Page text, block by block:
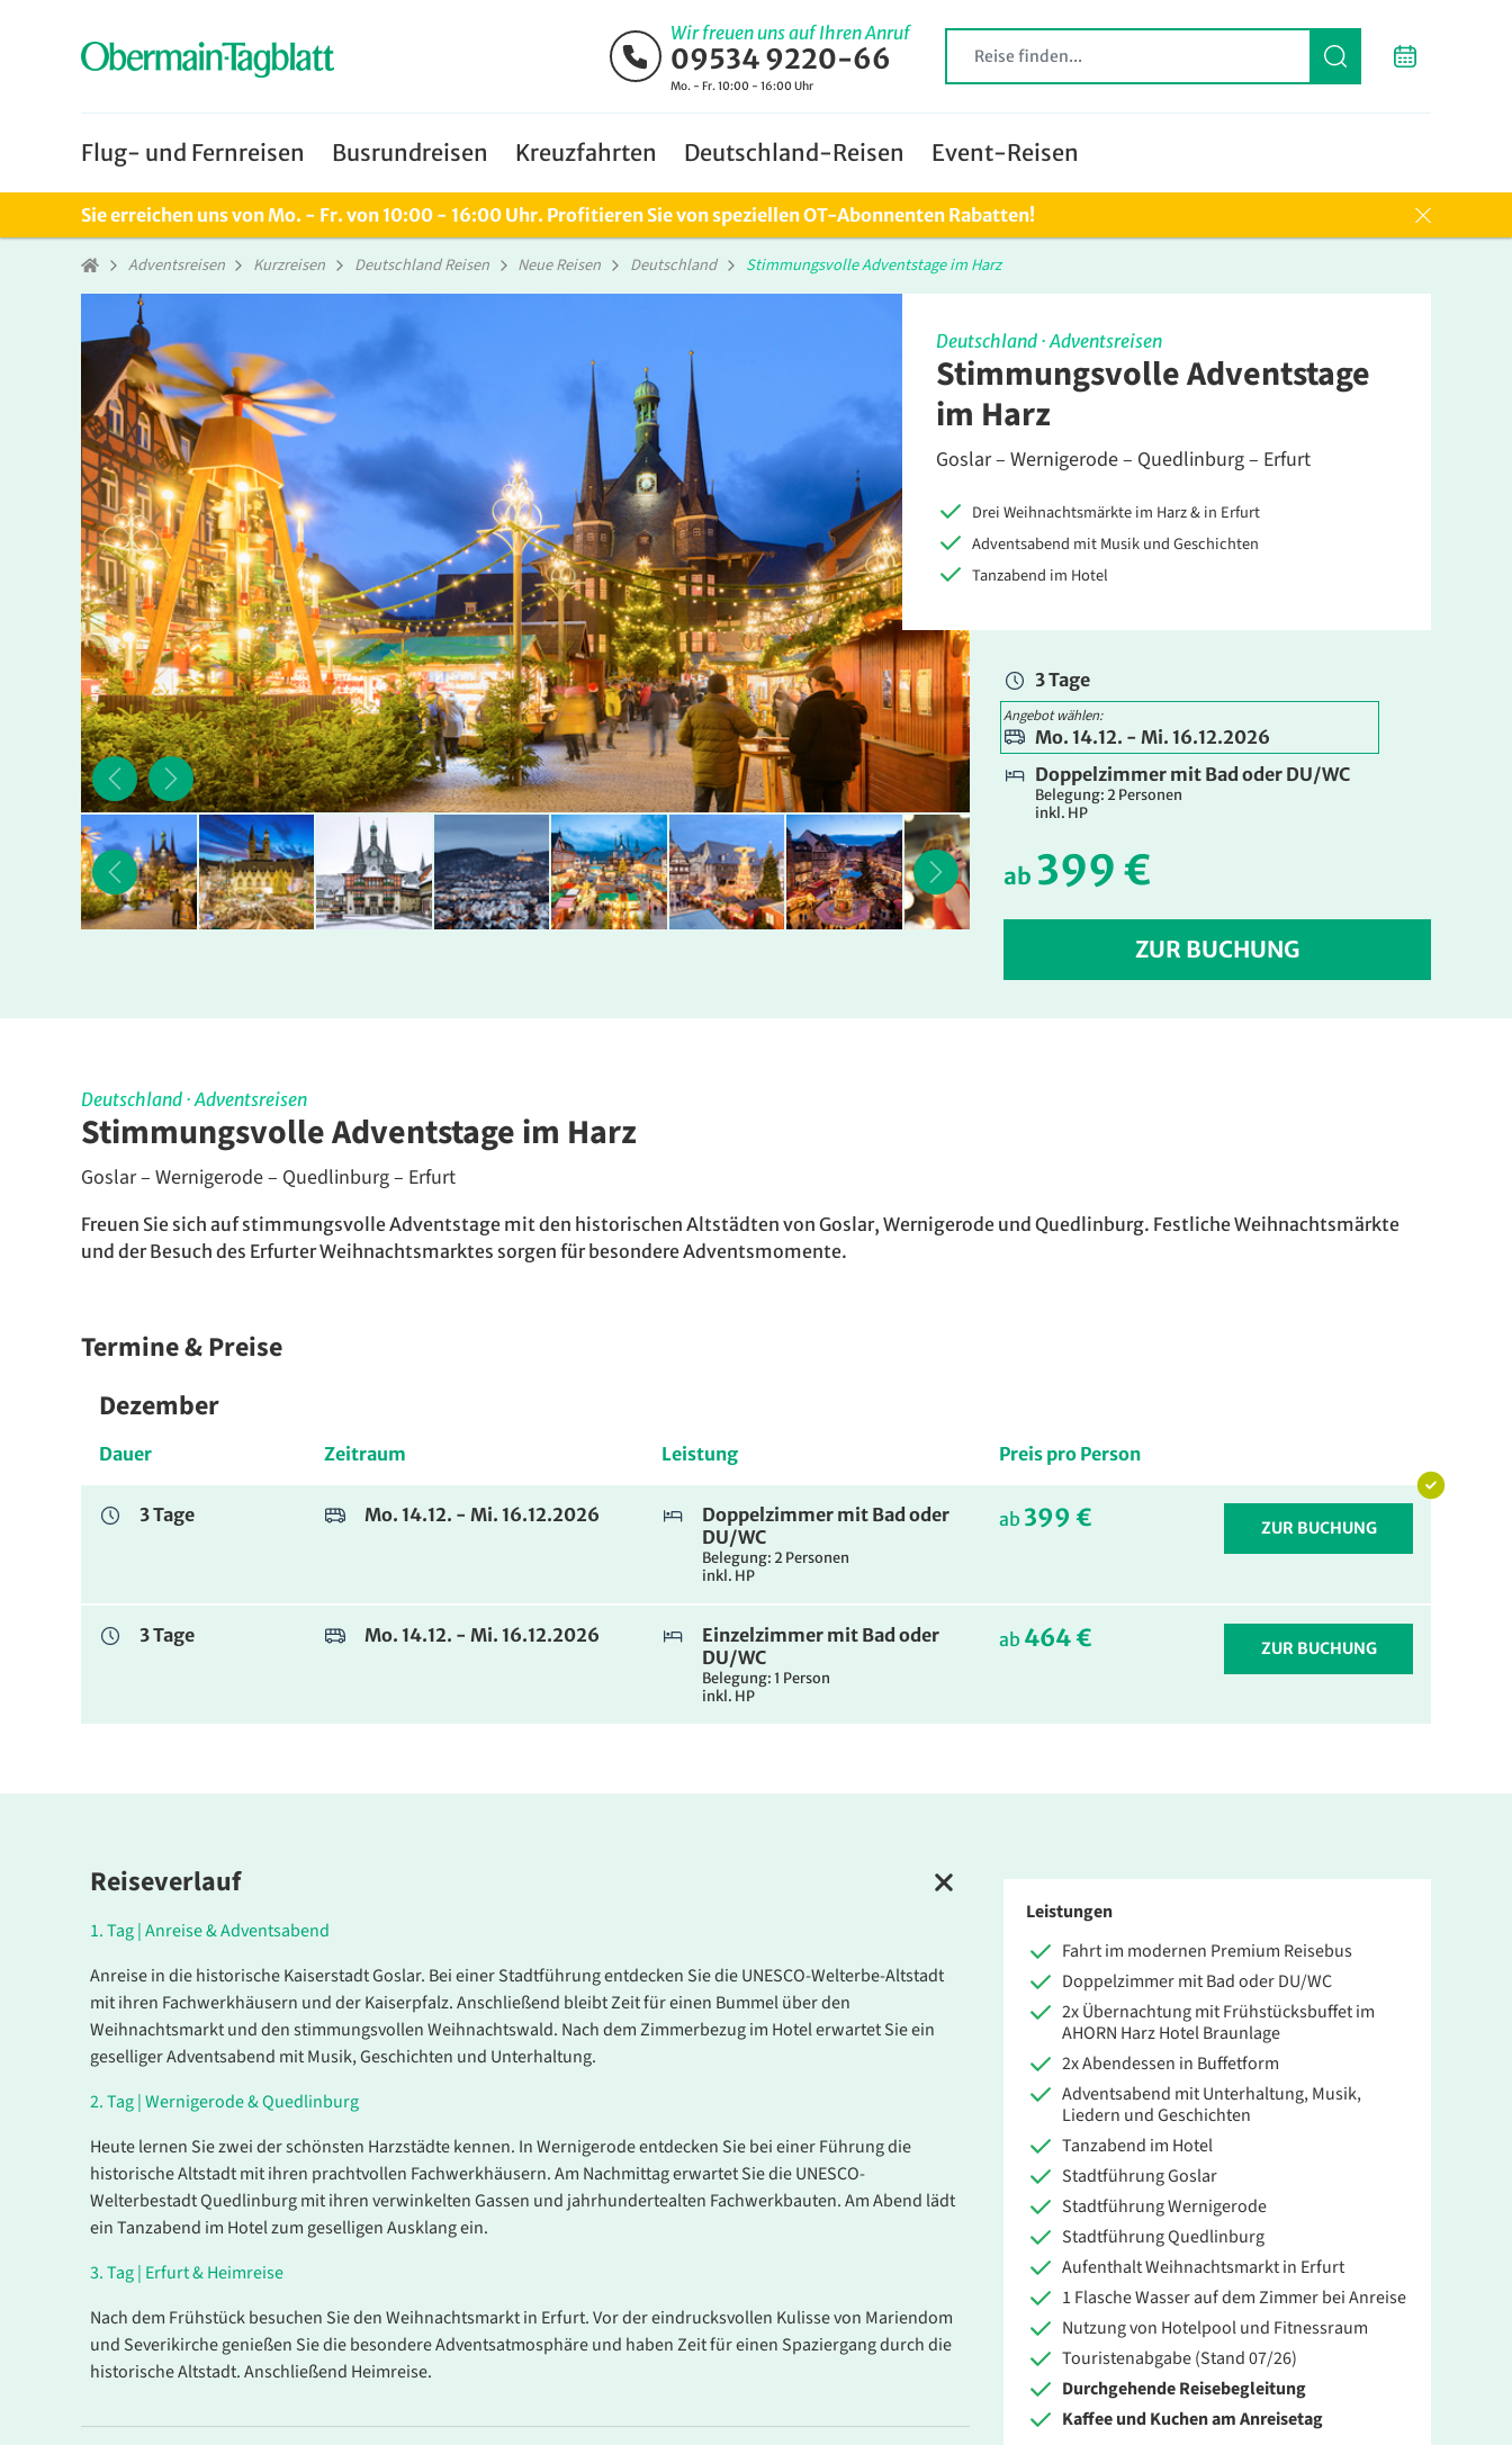
Wir freuen uns auf Ihren Anruf
09534 9220-66
Mo. - Fr. 10:00 - 16:00 Uhr
Flug- und Fernreisen Busrundreisen Kreuzfahrten Deutschland-Reisen Event-Reisen
Sie erreichen uns von Mo. - Fr. von 10:00 - 16:00 Uhr. Profitieren Sie von speziellen OT-Abonnenten Rabatten!
Adventsreisen Kurzreisen Deutschland Reisen Neue Reisen Deutschland Stimmungsvolle Adventstage im Harz
Deutschland · Adventsreisen
Stimmungsvolle Adventstage
im Harz
Goslar – Wernigerode – Quedlinburg – Erfurt
Drei Weihnachtsmärkte im Harz & in Erfurt
Adventsabend mit Musik und Geschichten
Tanzabend im Hotel
3 Tage
Angebot wählen:
Mo. 14.12. - Mi. 16.12.2026
Doppelzimmer mit Bad oder DU/WC
Belegung: 2 Personen
inkl. HP
ab 399 €
ZUR BUCHUNG
Dezember
Dauer Zeitraum Leistung Preis pro Person
inkl. HP
399 € ZUR BUCHUNG
3 Tage
Mo. 14.12. - Mi.
16.12.2026
Einzelzimmer mit Bad
464 € ZUR BUCHUNG
Deutschland ·Adventsreisen
Stimmungsvolle Adventstage im Harz
Goslar – Wernigerode – Quedlinburg – Erfurt
Freuen Sie sich auf stimmungsvolle Adventstage mit den historischen Altstädten von Goslar, Wernigerode und Quedlinburg. Festliche Weihnachtsmärkte
und der Besuch des Erfurter Weihnachtsmarktes sorgen für besondere Adventsmomente.
Termine & Preise
Dezember
Dauer Zeitraum Leistung Preis pro Person
3 Tage Mo. 14.12. - Mi. 16.12.2026
Doppelzimmer mit Bad oder
DU/WC
Belegung: 2 Personen
inkl. HP
ab 399 € ZUR BUCHUNG
3 Tage Mo. 14.12. - Mi. 16.12.2026
Einzelzimmer mit Bad oder
DU/WC
Belegung: 1 Person
inkl. HP
ab 464 € ZUR BUCHUNG
Reiseverlauf
1.Tag |Anreise & Adventsabend
Anreise in die historische Kaiserstadt Goslar. Bei einer Stadtführung entdecken Sie die UNESCO-Welterbe-Altstadt
mit ihren Fachwerkhäusern und der Kaiserpfalz. Anschließend bleibt Zeit für einen Bummel über den
Weihnachtsmarkt und den stimmungsvollen Weihnachtswald. Nach dem Zimmerbezug im Hotel erwartet Sie ein
geselliger Adventsabend mit Musik, Geschichten und Unterhaltung.
2.Tag |Wernigerode & Quedlinburg
Heute lernen Sie zwei der schönsten Harzstädte kennen. In Wernigerode entdecken Sie bei einer Führung die
historische Altstadt mit ihren prachtvollen Fachwerkhäusern. Am Nachmittag erwartet Sie die UNESCO-
Welterbestadt Quedlinburg mit ihren verwinkelten Gassen und jahrhundertealten Fachwerkbauten. Am Abend lädt
ein Tanzabend im Hotel zum geselligen Ausklang ein.
3.Tag | Erfurt & Heimreise
Nach dem Frühstück besuchen Sie den Weihnachtsmarkt in Erfurt. Vor der eindrucksvollen Kulisse von Mariendom
und Severikirche genießen Sie die besondere Adventsatmosphäre und haben Zeit für einen Spaziergang durch die
historische Altstadt. Anschließend Heimreise.
Leistungen
Fahrt im modernen Premium Reisebus
Doppelzimmer mit Bad oder DU/WC
2x Übernachtung mit Frühstücksbuffet im
AHORN Harz Hotel Braunlage
2x Abendessen in Buffetform
Adventsabend mit Unterhaltung, Musik,
Liedern und Geschichten
Tanzabend im Hotel
Stadtführung Goslar
Stadtführung Wernigerode
Stadtführung Quedlinburg
Aufenthalt Weihnachtsmarkt in Erfurt
1 Flasche Wasser auf dem Zimmer bei Anreise
Nutzung von Hotelpool und Fitnessraum
Touristenabgabe (Stand 07/26)
Durchgehende Reisebegleitung
Kaffee und Kuchen am Anreisetag